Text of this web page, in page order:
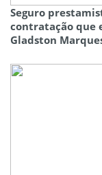
Seguro
contratação que
Gladston